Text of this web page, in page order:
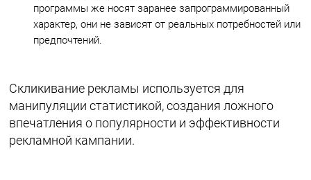
программы же носят заранее запрограммированный
характер, они не зависят от реальных потребностей или
предпочтений.
Скликивание рекламы используется для
манипуляции статистикой, создания ложного
впечатления о популярности и эффективности
рекламной кампании.